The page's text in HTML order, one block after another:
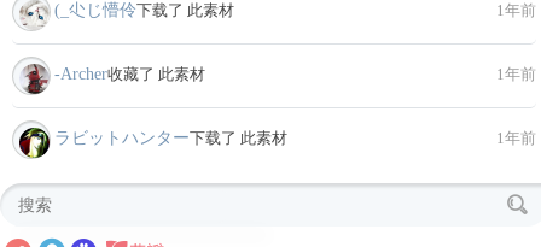
(_尐じ懵伶下载了 此素材 1年前
-Archer收藏了 此素材 1年前
ラビットハンター下载了 此素材 1年前